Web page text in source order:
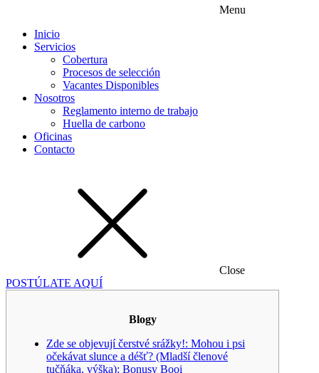
Menu
Inicio
Servicios
Cobertura
Procesos de selección
Vacantes Disponibles
Nosotros
Reglamento interno de trabajo
Huella de carbono
Oficinas
Contacto
Close
POSTÚLATE AQUÍ
Blogy
Zde se objevují čerstvé srážky!: Mohou i psi
očekávat slunce a déšť? (Mladší členové
tučňáka, výška): Bonusy Booi